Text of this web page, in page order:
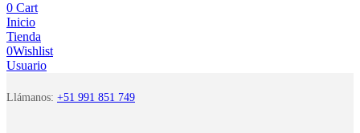
0 Cart
Inicio
Tienda
0Wishlist
Usuario
Llámanos: +51 991 851 749